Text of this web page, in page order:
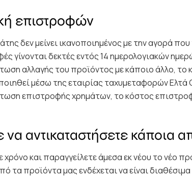
επιστροφών
δεν μείνει ικανοποιημένος με την αγορά
γίνονται δεκτές εντός 14 ημερολογιακών
αλλαγής του προϊόντος με κάποιο άλλο, το
μέσω της εταιρίας ταχυμεταφορών Ελτά
επιστροφής χρημάτων, το κόστος
να αντικαταστήσετε κάποια
χρόνο και παραγγείλετε άμεσα εκ νέου το νέο
τα προϊόντα μας ενδέχεται να είναι